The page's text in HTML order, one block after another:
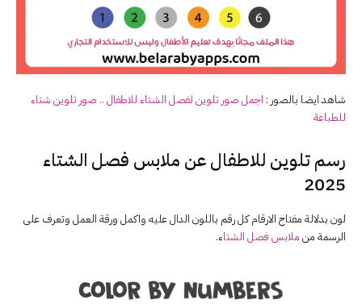
شاهد ايضا بالصور : اجمل صور تلوين لفصل الشتاء للاطفال .. صور تلوين شتاء
للطباعة
رسم تلوين للاطفال عن ملابس فصل الشتاء
2025
لون بدلالة مفتاح الارقام كل رقم باللون الدال عليه واكمل ورقة العمل وتعرف على
الرسمة من ملابس فصل الشتاء.